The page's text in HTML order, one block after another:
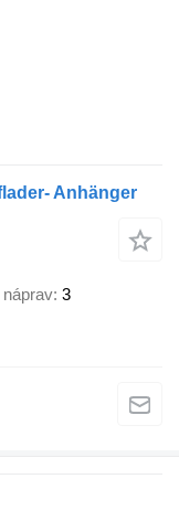
Anhänger
náprav 3